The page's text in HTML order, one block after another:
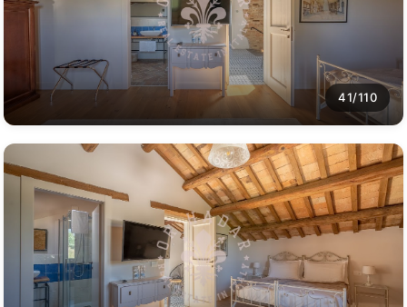
41/110